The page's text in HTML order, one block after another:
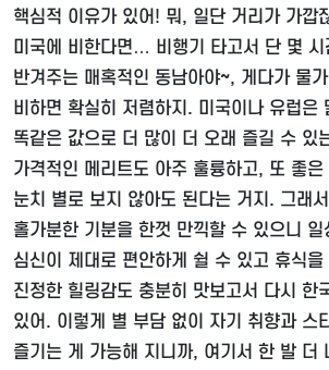
핵심적 이유가 있어! 뭐, 일단 거리가 가깝
미국에 비한다면… 비행기 타고서 단 몇 시
반겨주는 매혹적인 동남아야~, 게다가 물
비하면 확실히 저렴하지. 미국이나 유럽은
똑같은 값으로 더 많이 더 오래 즐길 수 있
가격적인 메리트도 아주 훌륭하고, 또 좋
눈치 별로 보지 않아도 된다는 거지. 그래
홀가분한 기분을 한껏 만끽할 수 있으니 일
심신이 제대로 편안하게 쉴 수 있고 휴식을
진정한 힐링감도 충분히 맛보고서 다시 한
있어. 이렇게 별 부담 없이 자기 취향과 스
즐기는 게 가능해 지니까, 여기서 한 발 더